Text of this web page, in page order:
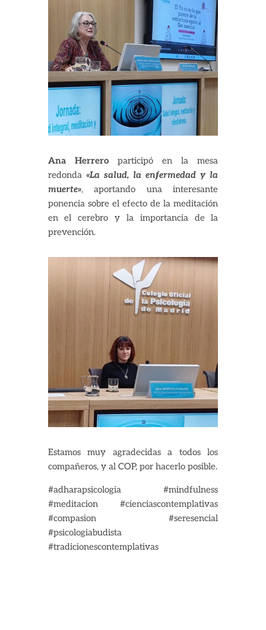
Ana Herreroparticipó en la mesa
redonda «La salud, la enfermedad y la
muerte», aportando una interesante
ponencia sobre el efecto de la meditación
en el cerebro y la importancia de la
prevención.
Estamos muy agradecidas a todos los
compañeros, y al COP, por hacerlo posible.
#adharapsicologia #mindfulness
#meditacion #cienciascontemplativas
#compasion #seresencial
#psicologiabudista
#tradicionescontemplativas